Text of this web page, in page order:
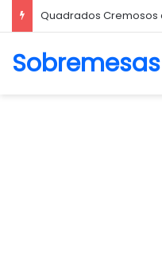
Biscoito Amanteigado